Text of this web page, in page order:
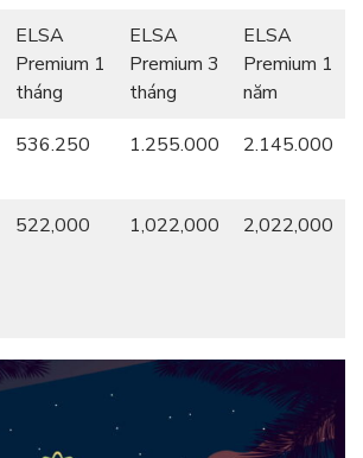
ELSA
Premium 1
tháng
ELSA
Premium 3
tháng
ELSA
Premium 1
năm
536.250 1.255.000 2.145.000
522,000 1,022,000 2,022,000